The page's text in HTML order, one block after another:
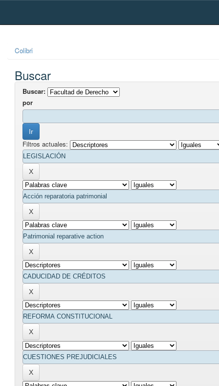
Skip
Colibri
Buscar
Buscar:
por
Filtros actuales: